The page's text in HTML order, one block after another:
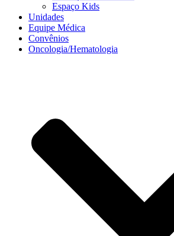
Espaço Kids
Unidades
Equipe Médica
Convênios
Oncologia/Hematologia